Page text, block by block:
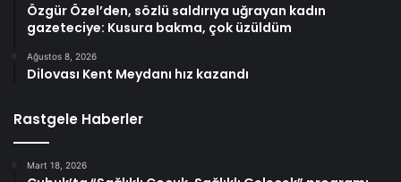
Özgür Özel’den, sözlü saldırıya uğrayan kadın
gazeteciye: Kusura bakma, çok üzüldüm
Ağustos 8, 2026
Dilovası Kent Meydanı hız kazandı
Rastgele Haberler
Mart 18, 2026